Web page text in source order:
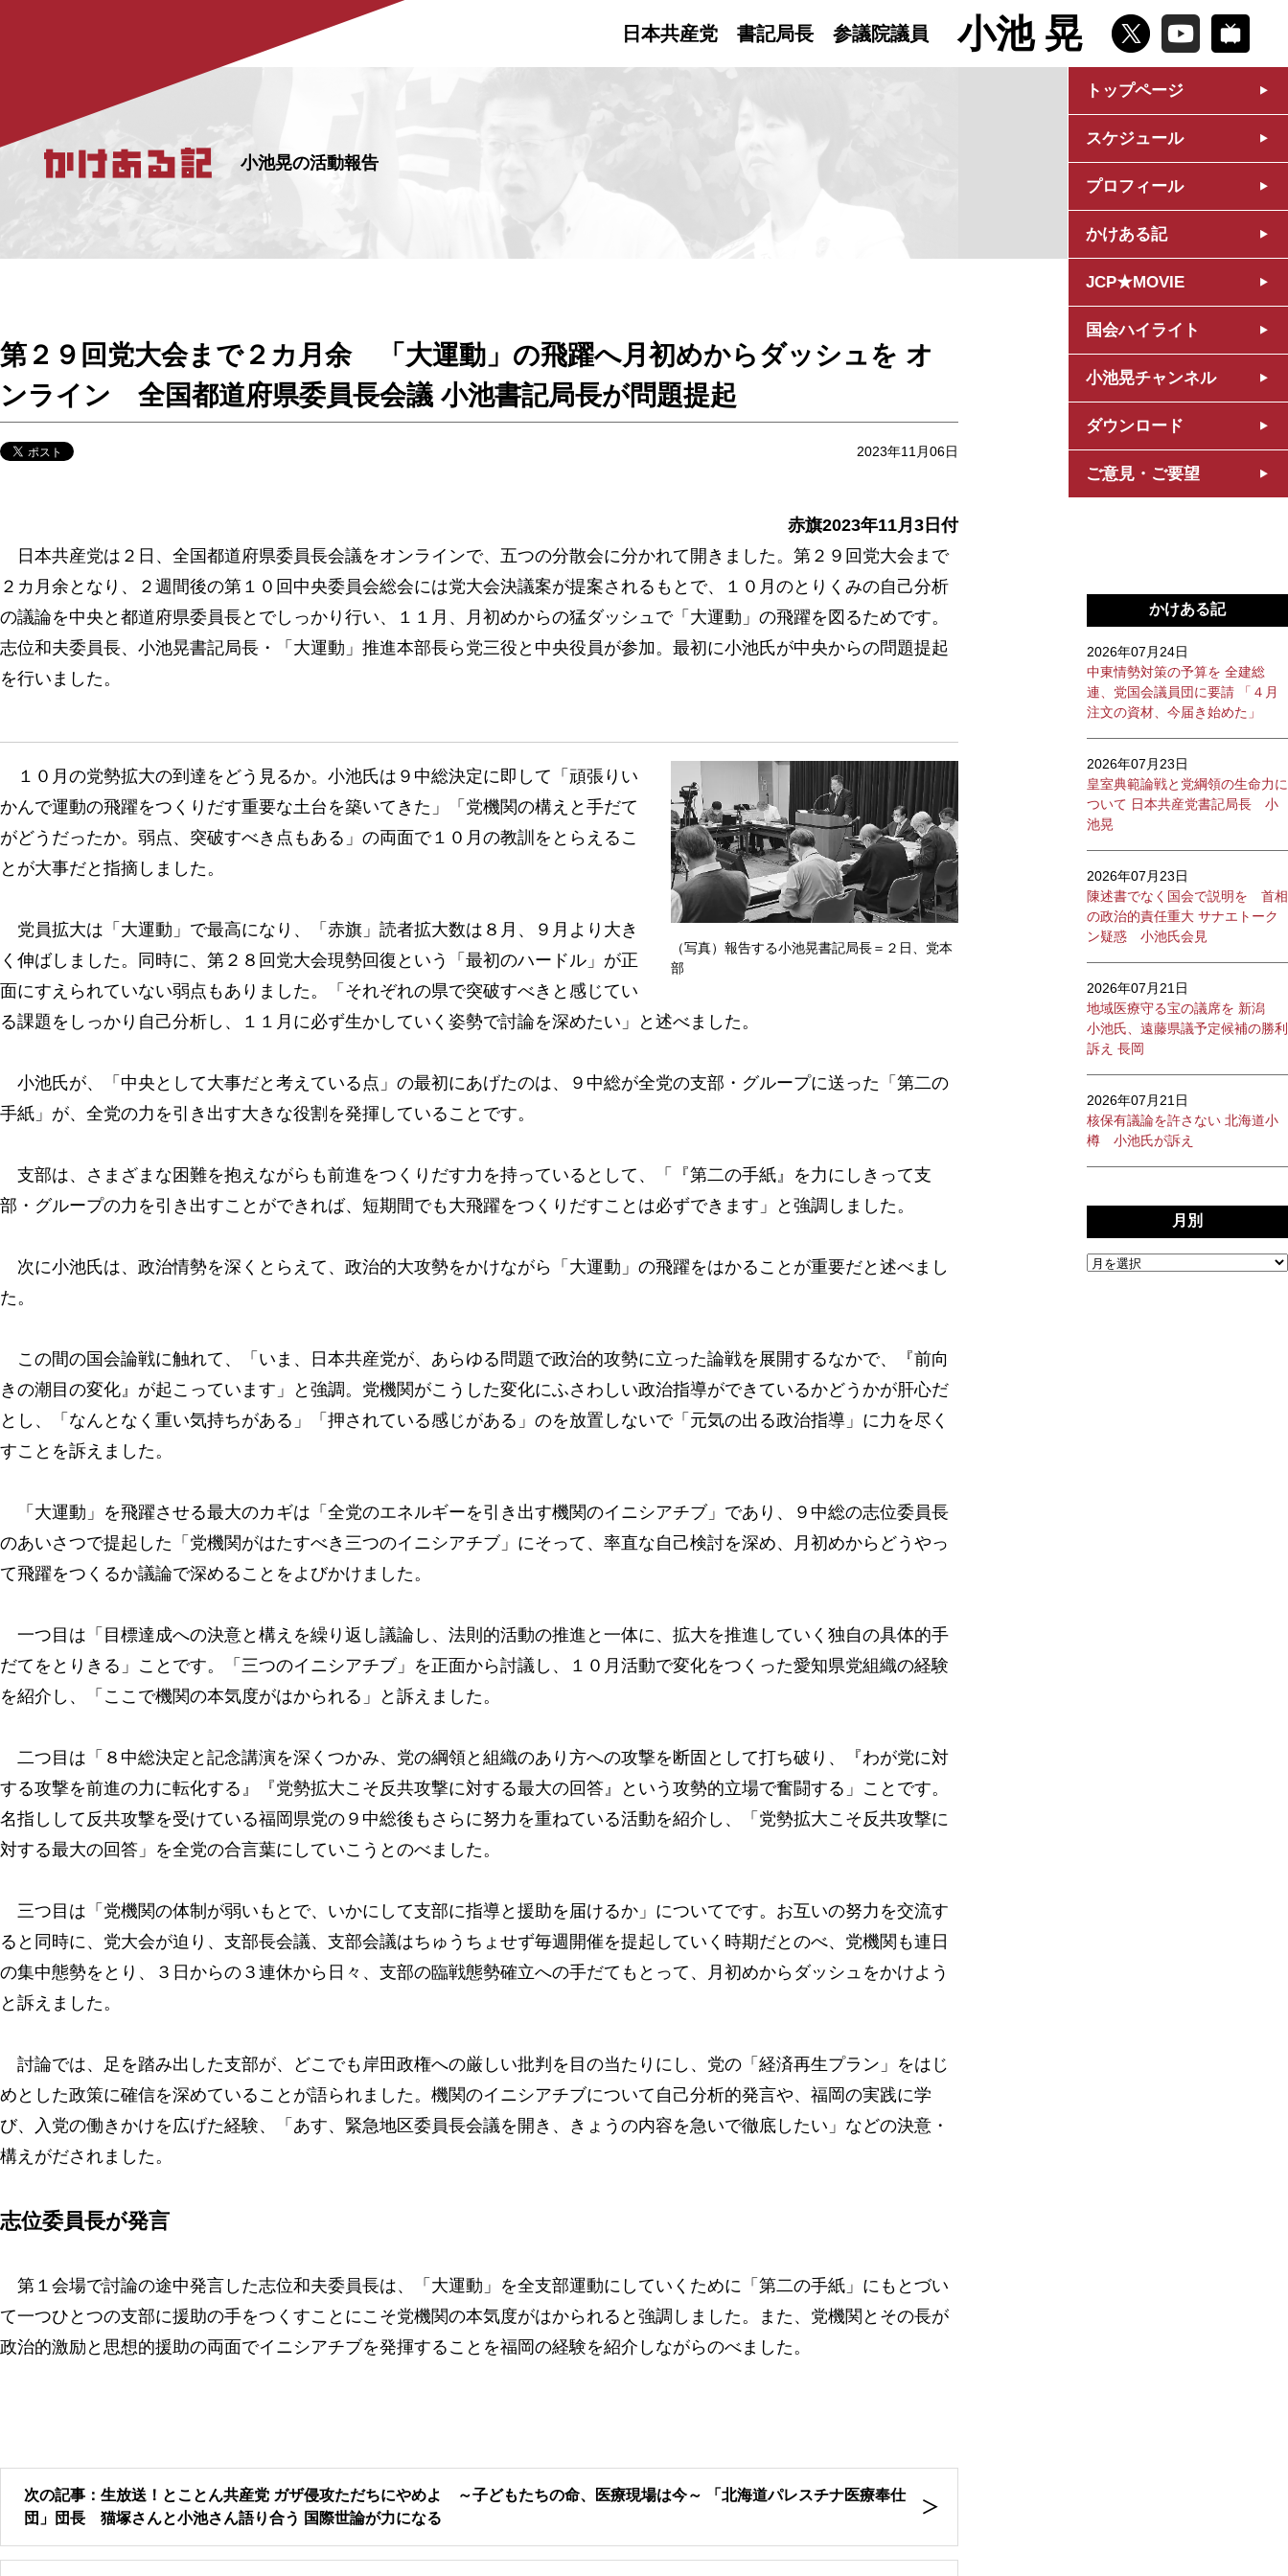
日本共産党 書記局長 参議院議員 小池 晃
トップページ
スケジュール
プロフィール
かけある記
JCP★MOVIE
国会ハイライト
小池晃チャンネル
ダウンロード
ご意見・ご要望
小池晃の活動報告
第２９回党大会まで２カ月余 「大運動」の飛躍へ月初めからダッシュを オ
ンライン 全国都道府県委員長会議 小池書記局長が問題提起
2023年11月06日
赤旗2023年11月3日付
日本共産党は２日、全国都道府県委員長会議をオンラインで、五つの分散会に分かれて開きました。第２９回党大会まで
２カ月余となり、２週間後の第１０回中央委員会総会には党大会決議案が提案されるもとで、１０月のとりくみの自己分析
の議論を中央と都道府県委員長とでしっかり行い、１１月、月初めからの猛ダッシュで「大運動」の飛躍を図るためです。
志位和夫委員長、小池晃書記局長・「大運動」推進本部長ら党三役と中央役員が参加。最初に小池氏が中央からの問題提起
を行いました。
（写真）報告する小池晃書記局長＝２日、党本
部
１０月の党勢拡大の到達をどう見るか。小池氏は９中総決定に即して「頑張りい
かんで運動の飛躍をつくりだす重要な土台を築いてきた」「党機関の構えと手だて
がどうだったか。弱点、突破すべき点もある」の両面で１０月の教訓をとらえるこ
とが大事だと指摘しました。
党員拡大は「大運動」で最高になり、「赤旗」読者拡大数は８月、９月より大き
く伸ばしました。同時に、第２８回党大会現勢回復という「最初のハードル」が正
面にすえられていない弱点もありました。「それぞれの県で突破すべきと感じてい
る課題をしっかり自己分析し、１１月に必ず生かしていく姿勢で討論を深めたい」と述べました。
小池氏が、「中央として大事だと考えている点」の最初にあげたのは、９中総が全党の支部・グループに送った「第二の
手紙」が、全党の力を引き出す大きな役割を発揮していることです。
支部は、さまざまな困難を抱えながらも前進をつくりだす力を持っているとして、「『第二の手紙』を力にしきって支
部・グループの力を引き出すことができれば、短期間でも大飛躍をつくりだすことは必ずできます」と強調しました。
次に小池氏は、政治情勢を深くとらえて、政治的大攻勢をかけながら「大運動」の飛躍をはかることが重要だと述べまし
た。
この間の国会論戦に触れて、「いま、日本共産党が、あらゆる問題で政治的攻勢に立った論戦を展開するなかで、『前向
きの潮目の変化』が起こっています」と強調。党機関がこうした変化にふさわしい政治指導ができているかどうかが肝心だ
とし、「なんとなく重い気持ちがある」「押されている感じがある」のを放置しないで「元気の出る政治指導」に力を尽く
すことを訴えました。
「大運動」を飛躍させる最大のカギは「全党のエネルギーを引き出す機関のイニシアチブ」であり、９中総の志位委員長
のあいさつで提起した「党機関がはたすべき三つのイニシアチブ」にそって、率直な自己検討を深め、月初めからどうやっ
て飛躍をつくるか議論で深めることをよびかけました。
一つ目は「目標達成への決意と構えを繰り返し議論し、法則的活動の推進と一体に、拡大を推進していく独自の具体的手
だてをとりきる」ことです。「三つのイニシアチブ」を正面から討議し、１０月活動で変化をつくった愛知県党組織の経験
を紹介し、「ここで機関の本気度がはかられる」と訴えました。
二つ目は「８中総決定と記念講演を深くつかみ、党の綱領と組織のあり方への攻撃を断固として打ち破り、『わが党に対
する攻撃を前進の力に転化する』『党勢拡大こそ反共攻撃に対する最大の回答』という攻勢的立場で奮闘する」ことです。
名指しして反共攻撃を受けている福岡県党の９中総後もさらに努力を重ねている活動を紹介し、「党勢拡大こそ反共攻撃に
対する最大の回答」を全党の合言葉にしていこうとのべました。
三つ目は「党機関の体制が弱いもとで、いかにして支部に指導と援助を届けるか」についてです。お互いの努力を交流す
ると同時に、党大会が迫り、支部長会議、支部会議はちゅうちょせず毎週開催を提起していく時期だとのべ、党機関も連日
の集中態勢をとり、３日からの３連休から日々、支部の臨戦態勢確立への手だてもとって、月初めからダッシュをかけよう
と訴えました。
討論では、足を踏み出した支部が、どこでも岸田政権への厳しい批判を目の当たりにし、党の「経済再生プラン」をはじ
めとした政策に確信を深めていることが語られました。機関のイニシアチブについて自己分析的発言や、福岡の実践に学
び、入党の働きかけを広げた経験、「あす、緊急地区委員長会議を開き、きょうの内容を急いで徹底したい」などの決意・
構えがだされました。
志位委員長が発言
第１会場で討論の途中発言した志位和夫委員長は、「大運動」を全支部運動にしていくために「第二の手紙」にもとづい
て一つひとつの支部に援助の手をつくすことにこそ党機関の本気度がはかられると強調しました。また、党機関とその長が
政治的激励と思想的援助の両面でイニシアチブを発揮することを福岡の経験を紹介しながらのべました。
次の記事：生放送！とことん共産党 ガザ侵攻ただちにやめよ ～子どもたちの命、医療現場は今～ 「北海道パレスチナ医療奉仕
団」団長 猫塚さんと小池さん語り合う 国際世論が力になる
かけある記
2026年07月24日
中東情勢対策の予算を 全建総
連、党国会議員団に要請 「４月
注文の資材、今届き始めた」
2026年07月23日
皇室典範論戦と党綱領の生命力に
ついて 日本共産党書記局長 小
池晃
2026年07月23日
陳述書でなく国会で説明を 首相
の政治的責任重大 サナエトーク
ン疑惑 小池氏会見
2026年07月21日
地域医療守る宝の議席を 新潟
小池氏、遠藤県議予定候補の勝利
訴え 長岡
2026年07月21日
核保有議論を許さない 北海道小
樽 小池氏が訴え
月別